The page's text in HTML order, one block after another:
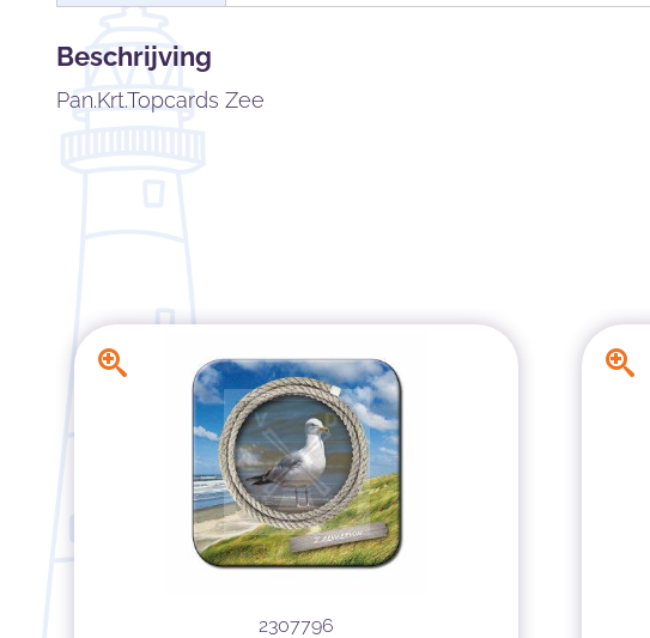
Beschrijving
Pan.Krt.Topcards Zee
2307796